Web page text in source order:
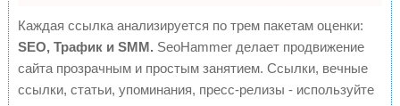
Каждая ссылка анализируется по трем пакетам оценки:
SEO, Трафик и SMM. SeoHammer делает продвижение
сайта прозрачным и простым занятием. Ссылки, вечные
ссылки, статьи, упоминания, пресс-релизы - используйте